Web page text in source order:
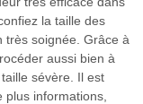
la taille des
très soignée. Grâce à
aussi bien à
sévère. Il est
informations,